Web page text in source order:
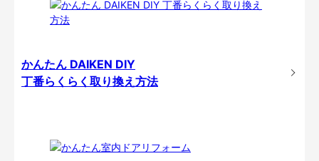
かんたん DAIKEN DIY
丁番らくらく取り換え方法